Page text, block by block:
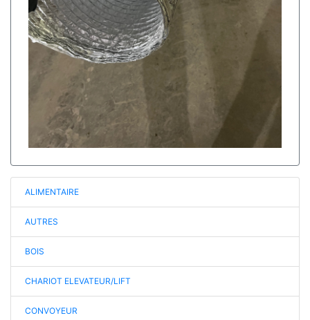
ALIMENTAIRE
AUTRES
BOIS
CHARIOT ELEVATEUR/LIFT
CONVOYEUR